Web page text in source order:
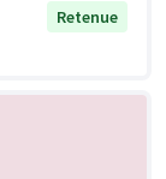
Retenue